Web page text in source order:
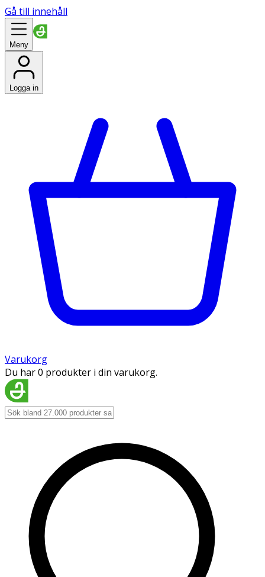
Gå till innehåll
Meny
Logga in
Varukorg
Du har 0 produkter i din varukorg.